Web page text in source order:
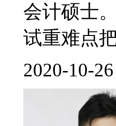
会计硕士
试重难点
2020-10-26